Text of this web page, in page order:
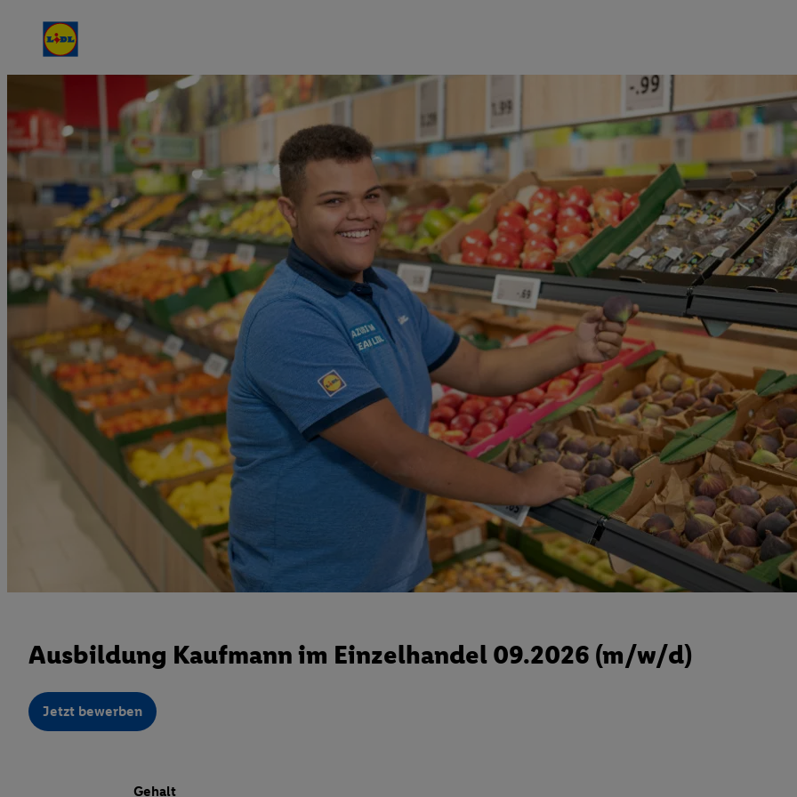
Ausbildung Kaufmann im Einzelhandel 09.2026 (m/w/d)
Jetzt bewerben
Gehalt